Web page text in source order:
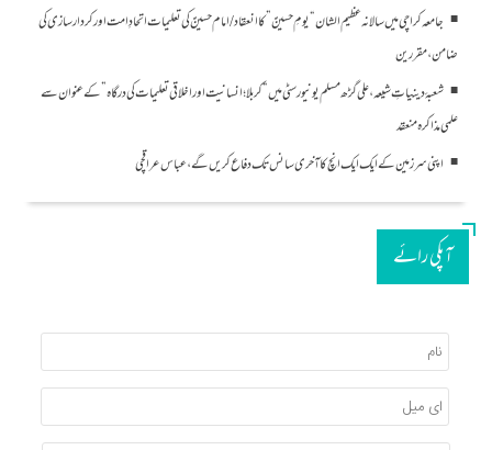
جامعہ کراچی میں سالانہ عظیم الشان “یومِ حسینؑ” کا انعقاد/امام حسینؑ کی تعلیمات اتحادِ امت اور کردار سازی کی
ضامن، مقررین
شعبۂ دینیاتِ شیعہ، علی گڑھ مسلم یونیورسٹی میں “کربلا؛ انسانیت اور اخلاقی تعلیمات کی درگاہ” کے عنوان سے
علمی مذاکرہ منعقد
اپنی سرزمین کے ایک ایک انچ کا آخری سانس تک دفاع کریں گے، عباس عراقچی
آپکی رائے